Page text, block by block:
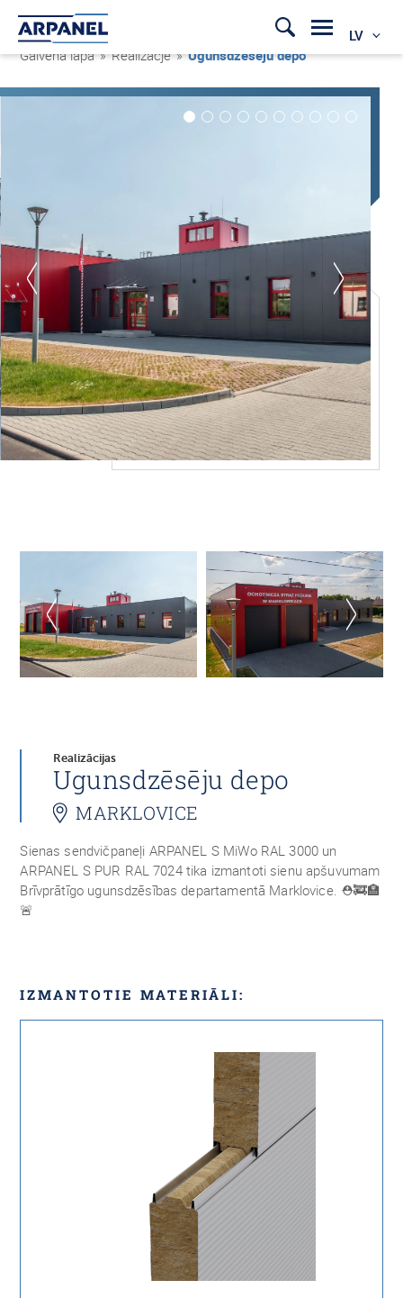
LV
Galvenā lapa » Realizacje »Ugunsdzēsēju depo
Realizācijas
Ugunsdzēsēju depo
MARKLOVICE
Sienas sendvičpaneļi ARPANEL S MiWo RAL 3000 un
ARPANEL S PUR RAL 7024 tika izmantoti sienu apšuvumam
Brīvprātīgo ugunsdzēsības departamentā Marklovice. ⛑🚒🏣
🚨
IZMANTOTIE MATERIĀLI: